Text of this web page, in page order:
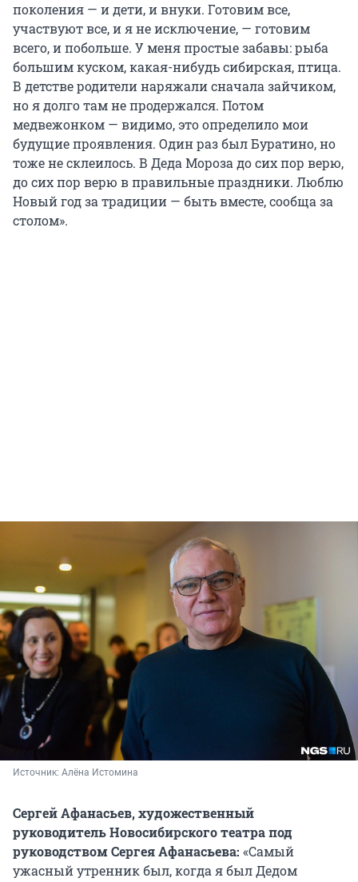
поколения — и дети, и внуки. Готовим все,
участвуют все, и я не исключение, — готовим
всего, и побольше. У меня простые забавы: рыба
большим куском, какая-нибудь сибирская, птица.
В детстве родители наряжали сначала зайчиком,
но я долго там не продержался. Потом
медвежонком — видимо, это определило мои
будущие проявления. Один раз был Буратино, но
тоже не склеилось. В Деда Мороза до сих пор верю,
до сих пор верю в правильные праздники. Люблю
Новый год за традиции — быть вместе, сообща за
столом».
Источник: Алёна Истомина
Сергей Афанасьев, художественный
руководитель Новосибирского театра под
руководством Сергея Афанасьева: «Самый
ужасный утренник был, когда я был Дедом